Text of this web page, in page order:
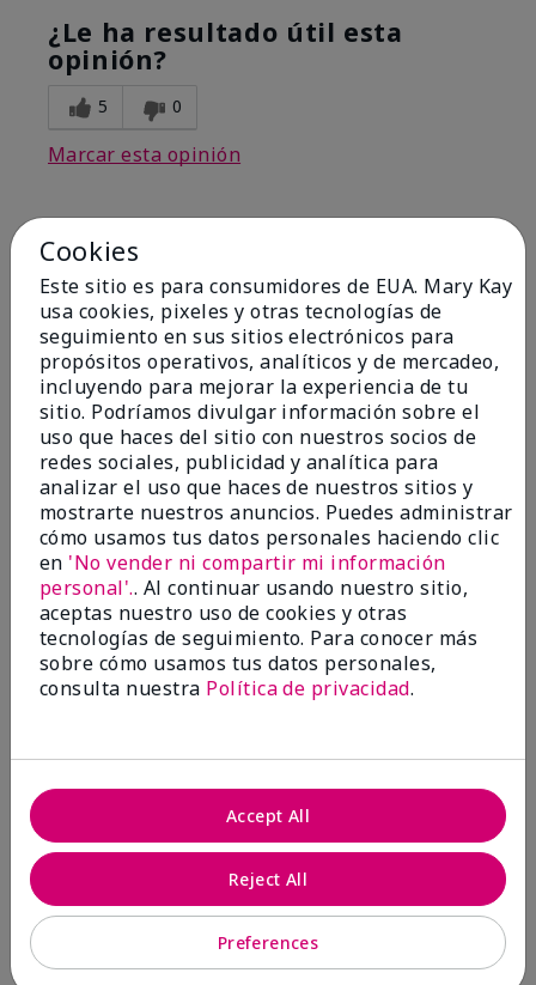
¿Le ha resultado útil esta
opinión?
5 0
Marcar esta opinión
Best Make-up Brushes Ever
EnviadoHace 10 meses
porSharon
de Summerville, SC
Comprador verificado
Evaluado en
marykay.com/en-us/
Comentarios sobre Mary Kay® Essential Brush
Collection
I Love the Awesomeness these Brushes do! Appling
your make-up on my face fills so Great. And Looks so
smooth and Beautiful!
Mostrar Traducción
ConclusiónSí, recomendaría a un amigo
¿Le ha resultado útil esta
opinión?
7 0
Cookies
Este sitio es para consumidores de EUA. Mary Kay
usa cookies, pixeles y otras tecnologías de
seguimiento en sus sitios electrónicos para
propósitos operativos, analíticos y de mercadeo,
incluyendo para mejorar la experiencia de tu
sitio. Podríamos divulgar información sobre el
uso que haces del sitio con nuestros socios de
redes sociales, publicidad y analítica para
analizar el uso que haces de nuestros sitios y
mostrarte nuestros anuncios. Puedes administrar
cómo usamos tus datos personales haciendo clic
en 'No vender ni compartir mi información
personal'.. Al continuar usando nuestro sitio,
aceptas nuestro uso de cookies y otras
tecnologías de seguimiento. Para conocer más
sobre cómo usamos tus datos personales,
consulta nuestra Política de privacidad.
Preferences
Reject All
Accept All